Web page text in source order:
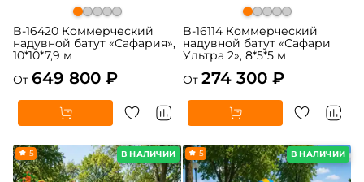
B-16420 Коммерческий
надувной батут «Сафария»,
10*10*7,9 м
От 649 800 ₽
B-16114 Коммерческий
надувной батут «Сафари
Ультра 2», 8*5*5 м
От 274 300 ₽
В НАЛИЧИИ
5 В НАЛИЧИИ
5